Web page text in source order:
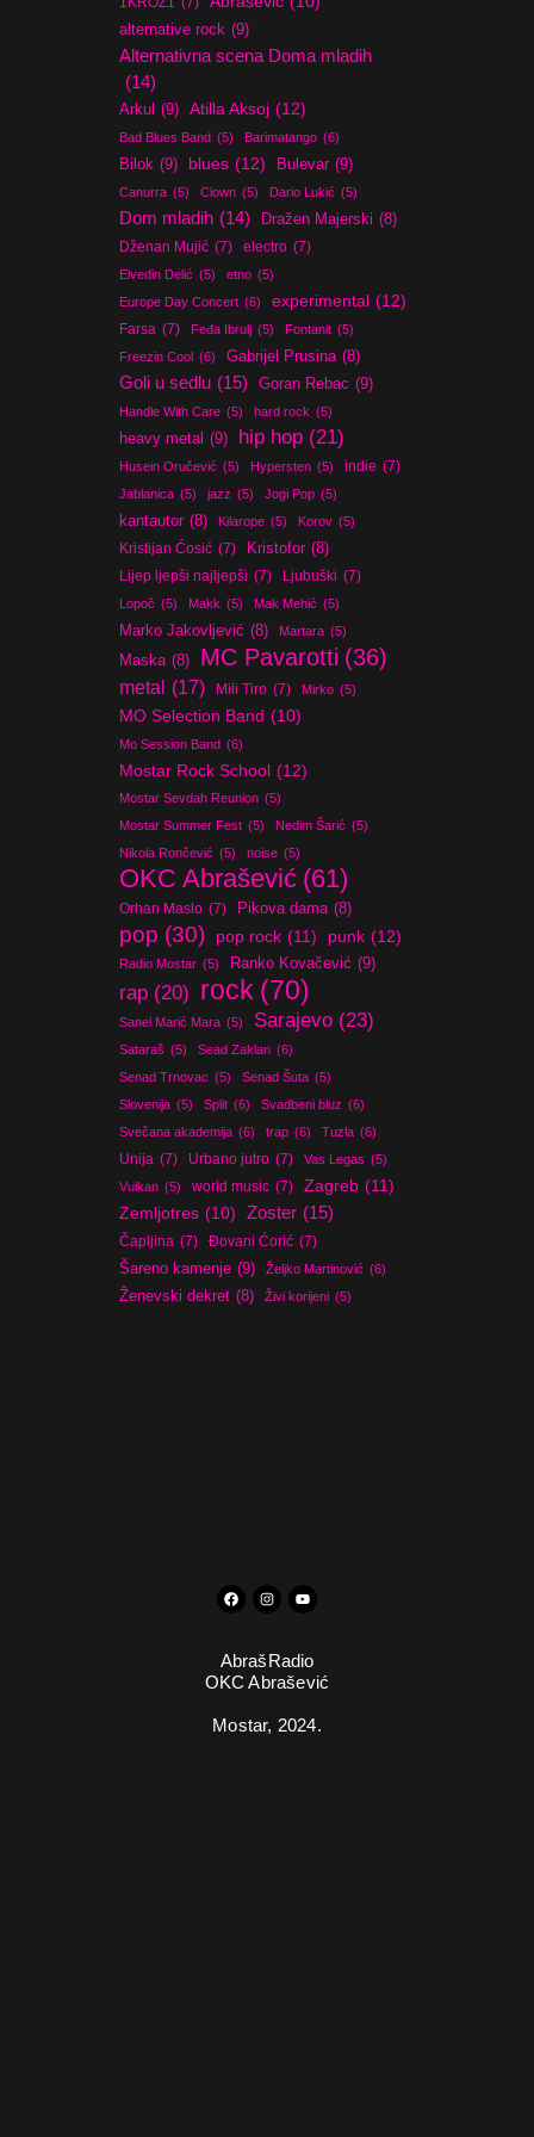
alternative rock (9)
Alternativna scena Doma mladih
(14)
Arkul (9) Atilla Aksoj (12)
Bad Blues Band (5) Barimatango (6)
Bilok (9) blues (12) Bulevar (9)
Canurra (5) Clown (5) Dario Lukić (5)
Dom mladih (14) Dražen Majerski (8)
Dženan Mujić (7) electro (7)
Elvedin Delić (5) etno (5)
Europe Day Concert (6) experimental (12)
Farsa (7) Feđa Ibrulj (5) Fontanit (5)
Freezin Cool (6) Gabrijel Prusina (8)
Goli u sedlu (15) Goran Rebac (9)
Handle With Care (5) hard rock (5)
heavy metal (9) hip hop (21)
Husein Oručević (5) Hypersten (5) indie (7)
Jablanica (5) jazz (5) Jogi Pop (5)
kantautor (8) Kilarope (5) Korov (5)
Kristijan Ćosić (7) Kristofor (8)
Lijep ljepši najljepši (7) Ljubuški (7)
Lopoč (5) Makk (5) Mak Mehić (5)
Marko Jakovljević (8) Martara (5)
Maska (8) MC Pavarotti (36)
metal (17) Mili Tiro (7) Mirko (5)
MO Selection Band (10)
Mo Session Band (6)
Mostar Rock School (12)
Mostar Sevdah Reunion (5)
Mostar Summer Fest (5) Nedim Šarić (5)
Nikola Rončević (5) noise (5)
OKC Abrašević (61)
Orhan Maslo (7) Pikova dama (8)
pop (30) pop rock (11) punk (12)
Radio Mostar (5) Ranko Kovačević (9)
rap (20) rock (70)
Sanel Marić Mara (5) Sarajevo (23)
Sataraš (5) Sead Zaklan (6)
Senad Trnovac (5) Senad Šuta (5)
Slovenija (5) Split (6) Svadbeni bluz (6)
Svečana akademija (6) trap (6) Tuzla (6)
Unija (7) Urbano jutro (7) Vas Legas (5)
Vulkan (5) world music (7) Zagreb (11)
Zemljotres (10) Zoster (15)
Čapljina (7) Đovani Ćorić (7)
Šareno kamenje (9) Željko Martinović (6)
Ženevski dekret (8) Živi korijeni (5)
AbrašRadio
OKC Abrašević
Mostar, 2024.